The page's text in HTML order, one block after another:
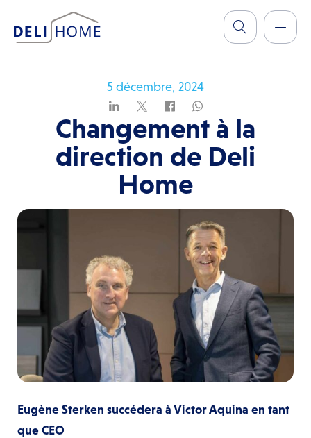
5 décembre, 2024
Changement à la
direction de Deli
Home
Eugène Sterken succédera à Victor Aquina en tant
que CEO